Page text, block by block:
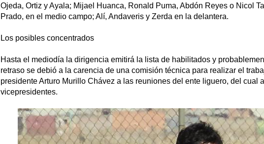
Ojeda, Ortiz y Ayala; Mijael Huanca, Ronald Puma, Abdón Reyes o Nicol
Prado, en el medio campo; Alí, Andaveris y Zerda en la delantera.
Los posibles concentrados
Hasta el mediodía la dirigencia emitirá la lista de habilitados y
retraso se debió a la carencia de una comisión técnica para realizar el
presidente Arturo Murillo Chávez a las reuniones del ente liguero, del cual
vicepresidentes.